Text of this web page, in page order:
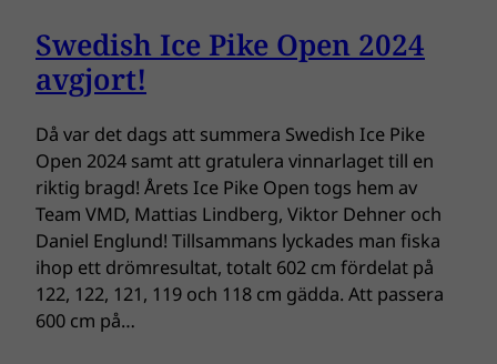
Swedish Ice Pike Open 2024
avgjort!
Då var det dags att summera Swedish Ice Pike
Open 2024 samt att gratulera vinnarlaget till en
riktig bragd! Årets Ice Pike Open togs hem av
Team VMD, Mattias Lindberg, Viktor Dehner och
Daniel Englund! Tillsammans lyckades man fiska
ihop ett drömresultat, totalt 602 cm fördelat på
122, 122, 121, 119 och 118 cm gädda. Att passera
600 cm på…